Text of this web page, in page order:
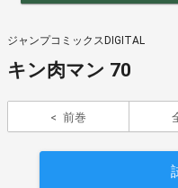
ジャンプコミックスDIGITAL
キン肉マン 70
前巻